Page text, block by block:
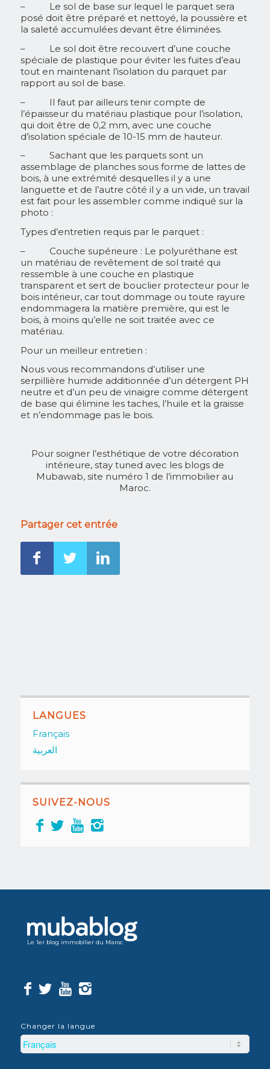
– Le sol de base sur lequel le parquet sera
posé doit être préparé et nettoyé, la poussière et
la saleté accumulées devant être éliminées.
– Le sol doit être recouvert d’une couche
spéciale de plastique pour éviter les fuites d’eau
tout en maintenant l’isolation du parquet par
rapport au sol de base.
– Il faut par ailleurs tenir compte de
l’épaisseur du matériau plastique pour l’isolation,
qui doit être de 0,2 mm, avec une couche
d’isolation spéciale de 10-15 mm de hauteur.
– Sachant que les parquets sont un
assemblage de planches sous forme de lattes de
bois, à une extrémité desquelles il y a une
languette et de l’autre côté il y a un vide, un travail
est fait pour les assembler comme indiqué sur la
photo :
Types d’entretien requis par le parquet :
– Couche supérieure : Le polyuréthane est
un matériau de revêtement de sol traité qui
ressemble à une couche en plastique
transparent et sert de bouclier protecteur pour le
bois intérieur, car tout dommage ou toute rayure
endommagera la matière première, qui est le
bois, à moins qu’elle ne soit traitée avec ce
matériau.
Pour un meilleur entretien :
Nous vous recommandons d’utiliser une
serpillière humide additionnée d’un détergent PH
neutre et d’un peu de vinaigre comme détergent
de base qui élimine les taches, l’huile et la graisse
et n’endommage pas le bois.
Pour soigner l’esthétique de votre décoration
intérieure, stay tuned avec les blogs de
Mubawab, site numéro 1 de l’immobilier au
Maroc.
Partager cet entrée
LANGUES
Français
العربية
SUIVEZ-NOUS
Le 1er blog immobilier du Maroc
Changer la langue